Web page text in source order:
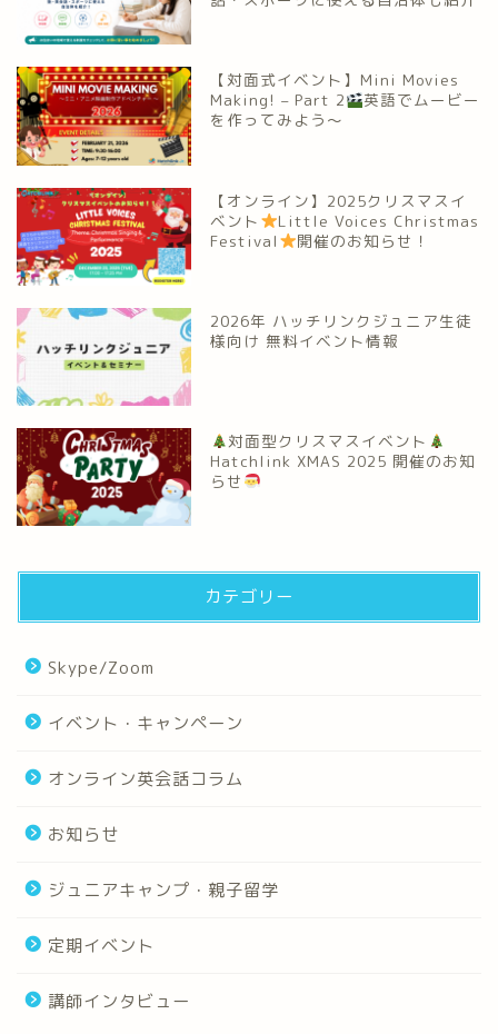
【対面式イベント】Mini Movies
Making! – Part 2
英語でムービー
を作ってみよう～
【オンライン】2025クリスマスイ
ベント
Little Voices Christmas
Festival
開催のお知らせ！
2026年 ハッチリンクジュニア生徒
様向け 無料イベント情報
対面型クリスマスイベント
Hatchlink XMAS 2025 開催のお知
らせ
カテゴリー
Skype/Zoom
イベント・キャンペーン
オンライン英会話コラム
お知らせ
ジュニアキャンプ・親子留学
定期イベント
講師インタビュー